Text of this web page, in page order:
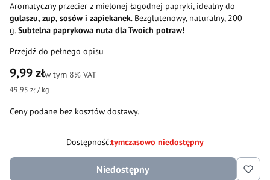
Aromatyczny przecier z mielonej łagodnej papryki, idealny do
gulaszu, zup, sosów i zapiekanek. Bezglutenowy, naturalny, 200
g.Subtelna paprykowa nuta dla Twoich potraw!
Przejdź do pełnego opisu
Cena
9,99 złw tym 8% VAT
w tym 8% VAT
49,95 zł / kg
Ceny podane bez kosztów dostawy.
Dostępność:tymczasowo niedostępny
Niedostępny